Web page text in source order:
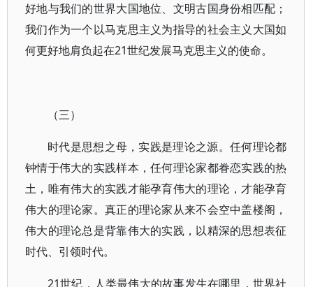
好地与我们的世界大国地位、文明古国身份相匹配；
我们作为一个以马克思主义为指导的社会主义大国如
何更好地肩负起在21世纪发展马克思主义的使命。
（三）
时代是思想之母，实践是理论之源。任何理论都
钟情于伟大的实践样本，任何理论家都眷恋实践的热
土，唯有伟大的实践才能孕育伟大的理论，才能孕育
伟大的理论家。真正的理论家从来不会空中盖楼阁，
伟大的理论总是背靠伟大的实践，以精深的思想表征
时代、引领时代。
21世纪，人类最伟大的故事发生在哪里，世界社